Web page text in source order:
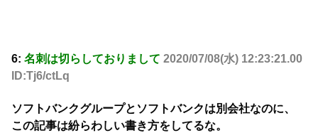
6: 名刺は切らしておりまして 2020/07/08(水) 12:23:21.00
ID:Tj6/ctLq
ソフトバンクグループとソフトバンクは別会社なのに、
この記事は紛らわしい書き方をしてるな。